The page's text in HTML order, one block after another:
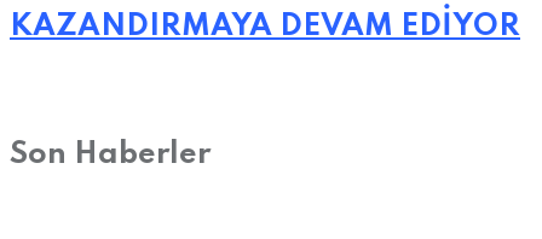
KAZANDIRMAYA DEVAM EDİYOR
Son Haberler